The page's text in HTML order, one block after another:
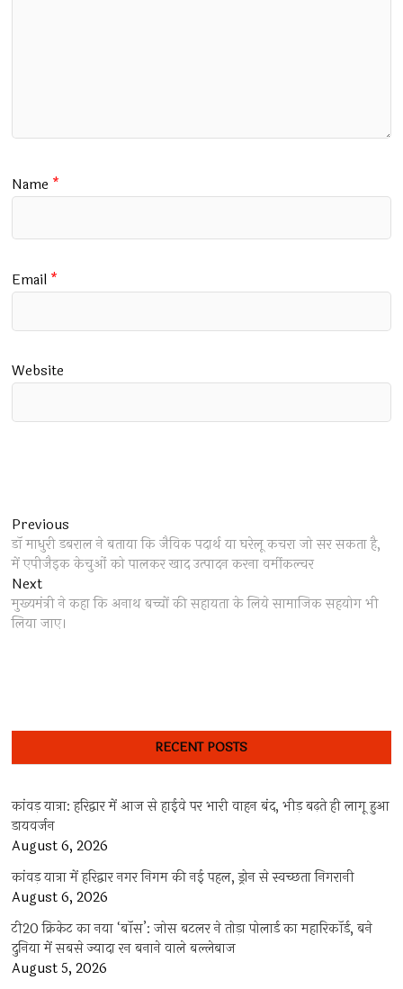
Name *
Email *
Website
Post
navigation
Previous
post:
डॉ माधुरी डबराल ने बताया कि जैविक पदार्थ या घरेलू कचरा जो सर सकता है,
में एपीजैइक केचुओं को पालकर खाद उत्पादन करना वर्मीकल्चर
NextNext
post:
मुख्यमंत्री ने कहा कि अनाथ बच्चों की सहायता के लिये सामाजिक सहयोग भी
लिया जाए।
RECENT POSTS
कांवड़ यात्रा: हरिद्वार में आज से हाईवे पर भारी वाहन बंद, भीड़ बढ़ते ही लागू हुआ
डायवर्जन
August 6, 2026
कांवड़ यात्रा में हरिद्वार नगर निगम की नई पहल, ड्रोन से स्वच्छता निगरानी
August 6, 2026
टी20 क्रिकेट का नया ‘बॉस’: जोस बटलर ने तोड़ा पोलार्ड का महारिकॉर्ड, बने
दुनिया में सबसे ज्यादा रन बनाने वाले बल्लेबाज
August 5, 2026